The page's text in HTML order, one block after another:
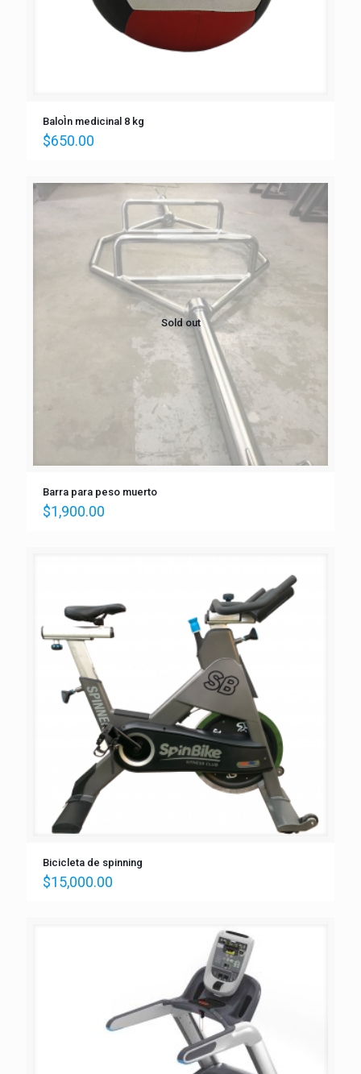
BaloÌn medicinal 8 kg
$650.00
Sold out
Barra para peso muerto
$1,900.00
Bicicleta de spinning
$15,000.00